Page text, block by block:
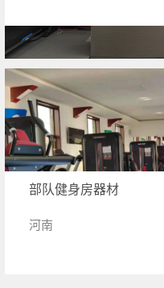
部队健身房器材
河南